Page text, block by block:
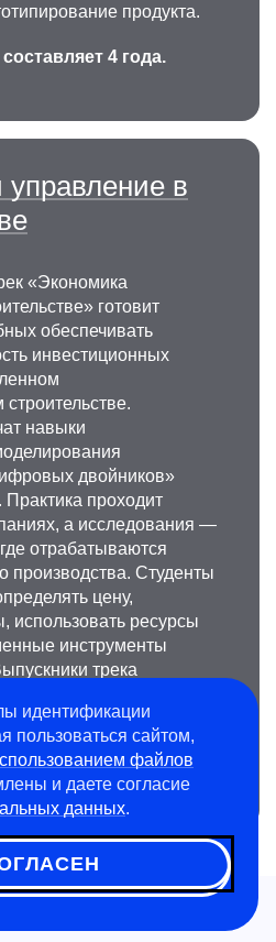
продукта.
4 года.
в
«Экономика
готовит
обеспечивать
инвестиционных
навыки
двойников»
Практика проходит
а исследования —
отрабатываются
производства. Студенты
цену,
использовать ресурсы
инструменты
трека
сферы.
4 года.
идентификации
пользоваться сайтом,
файлов
и даете согласие
данных.